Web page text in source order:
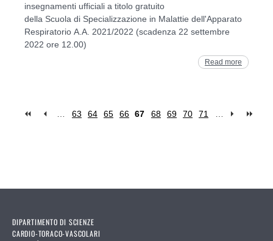
insegnamenti ufficiali a titolo gratuito
della Scuola di Specializzazione in Malattie dell'Apparato
Respiratorio A.A. 2021/2022 (scadenza 22 settembre
2022 ore 12.00)
Read more
… 63 64 65 66 67 68 69 70 71 …
DIPARTIMENTO DI SCIENZE
CARDIO-TORACO-VASCOLARI